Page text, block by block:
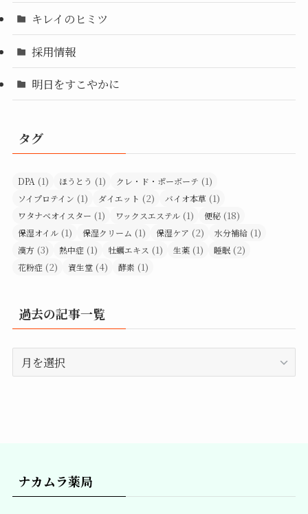
キレイのヒミツ
採用情報
明日をすこやかに
タグ
DPA (1) ほうとう (1) クレ・ド・ポーボーテ (1)
ソイプロテイン (1) ダイエット (2) バイオ本草 (1)
ワタナベオイスター (1) ワックスエステル (1) 便秘 (18)
保湿オイル (1) 保湿クリーム (1) 保湿ケア (2) 水分補給 (1)
漢方 (3) 熱中症 (1) 牡蠣エキス (1) 生薬 (1) 睡眠 (2)
花粉症 (2) 資生堂 (4) 酵素 (1)
過去の記事一覧
去
ナカムラ薬局